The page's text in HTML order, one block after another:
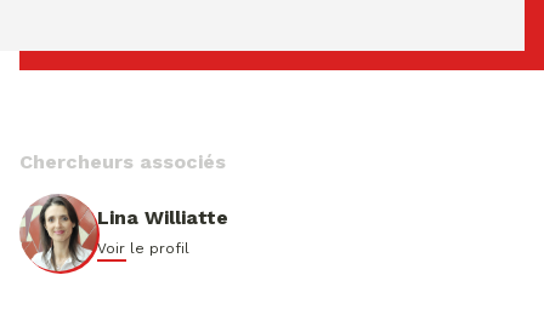
Chercheurs associés
Lina Williatte
Voir le profil